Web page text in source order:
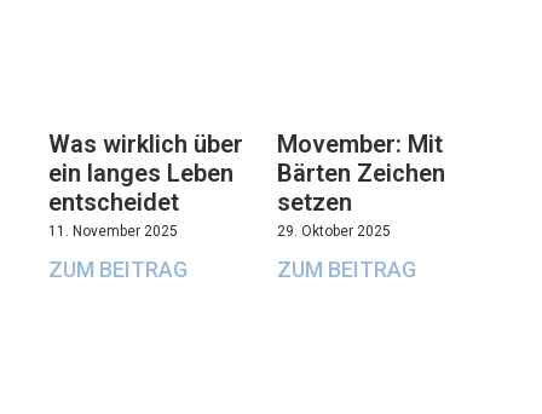
Was wirklich über
ein langes Leben
entscheidet
11. November 2025
ZUM BEITRAG
Movember: Mit
Bärten Zeichen
setzen
29. Oktober 2025
ZUM BEITRAG